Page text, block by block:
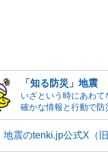
「知る防災」地震
いざという時にあわて
確かな情報と行動で防
地震のtenki.jp公式X（旧